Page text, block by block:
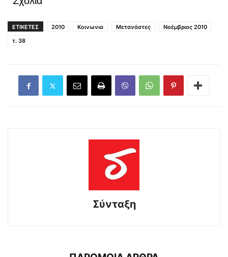
ΕΤΙΚΕΤΕΣ 2010 Κοινωνια Μετανάστες
Νοέμβριος 2010
τ. 38
Σύνταξη